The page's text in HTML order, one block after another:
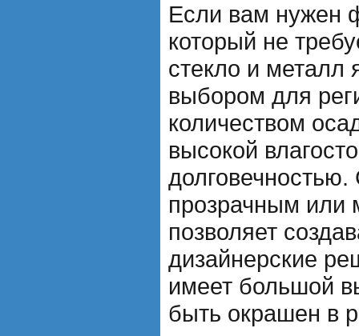
Если вам нужен
который не
стекло и металл
выбором для
количеством
высокой
прозрачным или
позволяет
дизайнерские
имеет большой
быть окрашен в